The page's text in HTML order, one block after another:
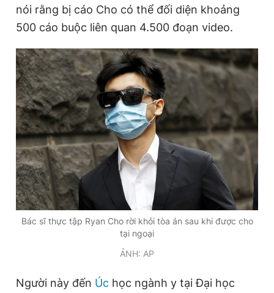
nói rằng bị cáo Cho có thể đối diện khoảng
500 cáo buộc liên quan 4.500 đoạn video.
Bác sĩ thực tập Ryan Cho rời khỏi tòa án sau khi được cho
tại ngoại
ẢNH: AP
Người này đến Úc học ngành y tại Đại học